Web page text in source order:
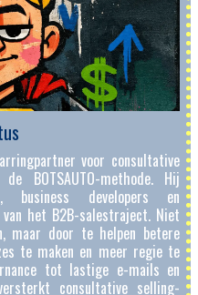
voor consultative
BOTSAUTO-methode. Hij
business developers en
het B2B-salestraject. Niet
maar door te helpen betere
te maken en meer regie te
tot lastige e-mails en
consultative selling-